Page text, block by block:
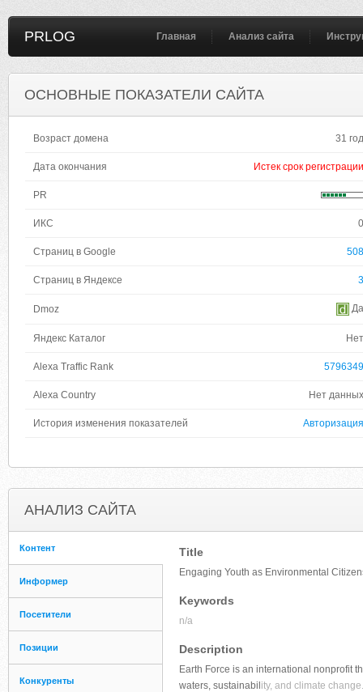
PRLOG Главная Анализ сайта
ОСНОВНЫЕ ПОКАЗАТЕЛИ САЙТА
Возраст домена 31 год
Дата окончания Истек срок регистрации
PR
ИКС 0
Страниц в Google 508
Страниц в Яндексе 3
Dmoz Да
Яндекс Каталог Нет
Alexa Traffic Rank 5796349
Alexa Country Нет данных
История изменения показателей Авторизация
АНАЛИЗ САЙТА
Контент
Информер
Посетители
Позиции
Конкуренты
Title
Engaging Youth as Environmental
Keywords
n/a
Description
Earth Force is an international nonprofit
waters, sustainabil ity, and climate change.